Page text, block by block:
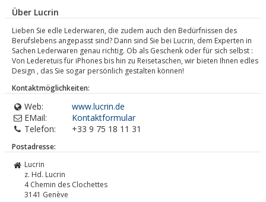
Über Lucrin
Lieben Sie edle Lederwaren, die zudem auch den Bedürfnissen des
Berufslebens angepasst sind? Dann sind Sie bei Lucrin, dem Experten in
Sachen Lederwaren genau richtig. Ob als Geschenk oder für sich selbst :
Von Lederetuis für iPhones bis hin zu Reisetaschen, wir bieten Ihnen edles
Design , das Sie sogar persönlich gestalten können!
Kontaktmöglichkeiten:
Web:
www.lucrin.de
EMail:
Kontaktformular
Telefon:
+33 9 75 18 11 31
Postadresse:
Lucrin
z. Hd. Lucrin
4 Chemin des Clochettes
3141 Genève